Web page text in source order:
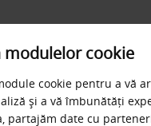
SERVICII AVIS
modulelor cookie
cookie pentru a vă
și a vă îmbunătăți
partajăm date cu